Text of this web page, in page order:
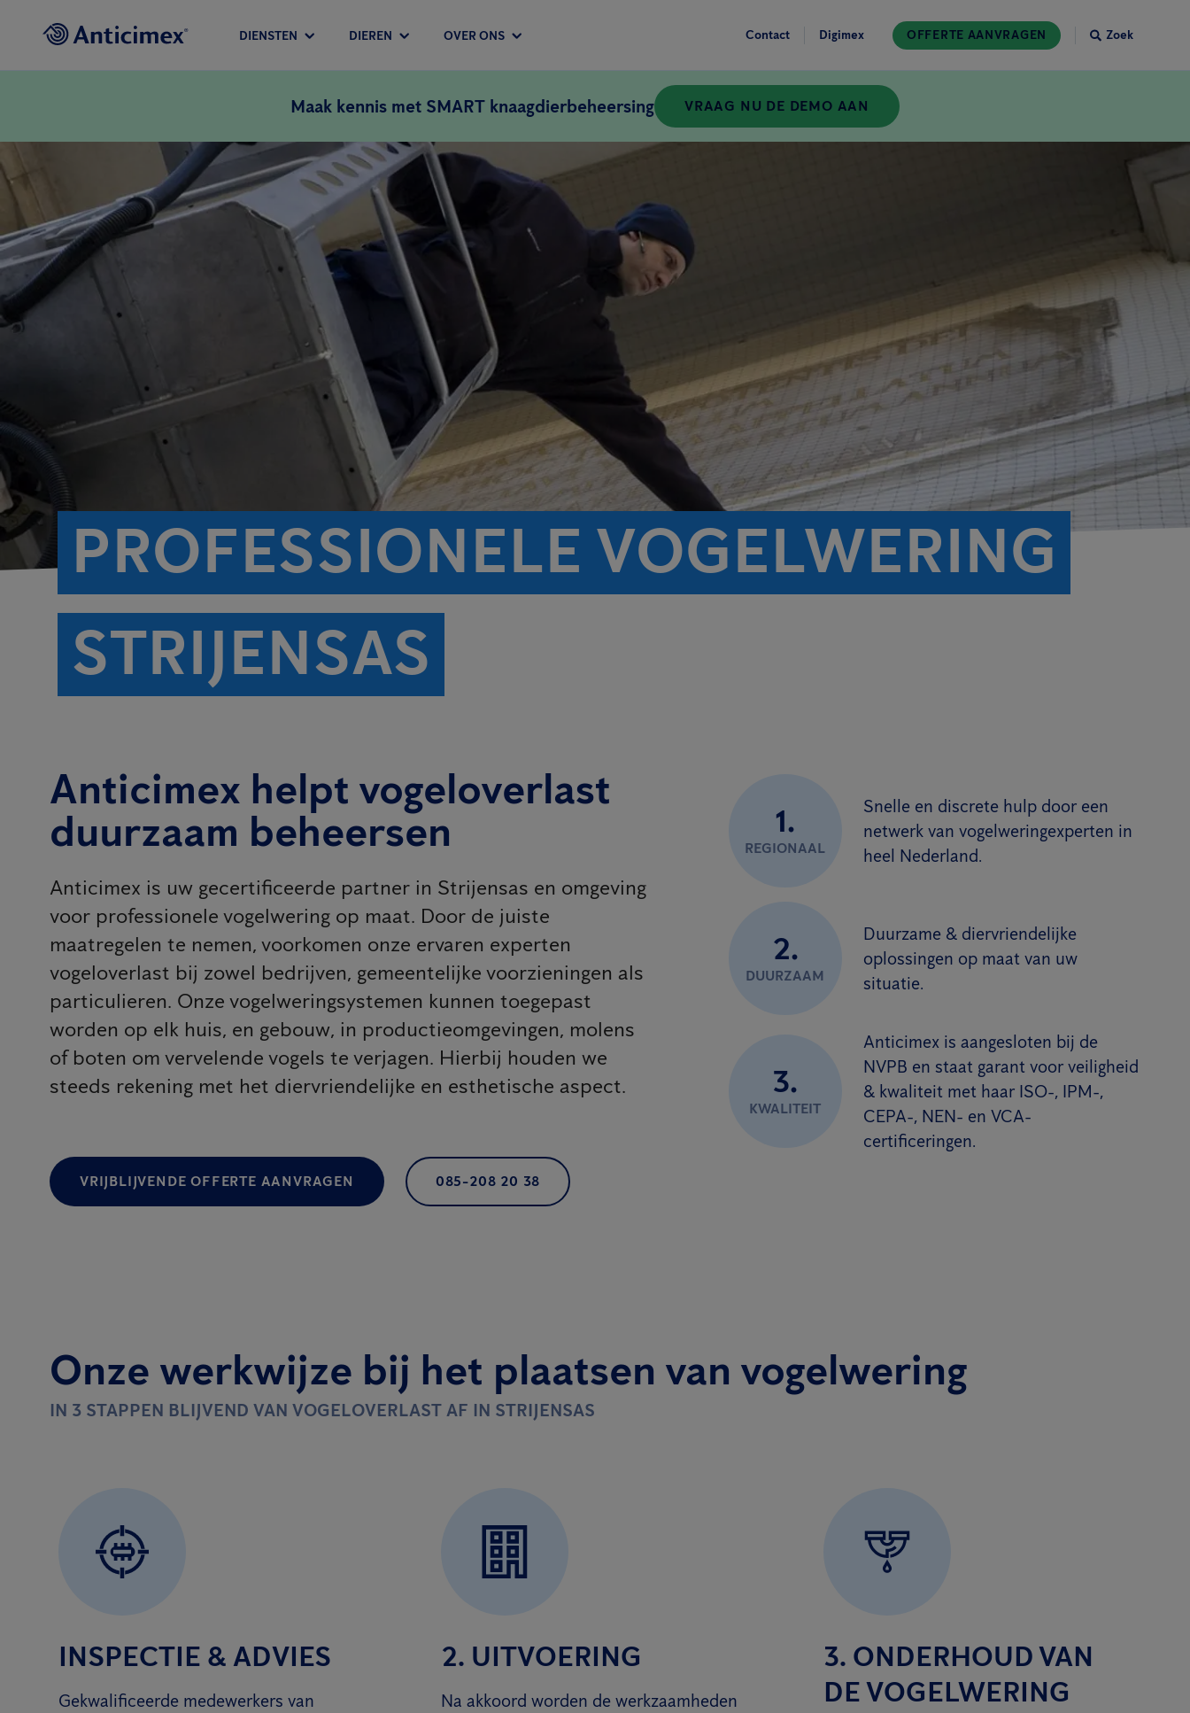
DIENSTEN DIEREN OVER ONS Contact Digimex OFFERTE AANVRAGEN Zoek
Maak kennis met SMART knaagdierbeheersing VRAAG NU DE DEMO AAN
PROFESSIONELE VOGELWERING
STRIJENSAS
Anticimex helpt vogeloverlast
duurzaam beheersen
Anticimex is uw gecertificeerde partner in Strijensas en omgeving
voor professionele vogelwering op maat. Door de juiste
maatregelen te nemen, voorkomen onze ervaren experten
vogeloverlast bij zowel bedrijven, gemeentelijke voorzieningen als
particulieren. Onze vogelweringsystemen kunnen toegepast
worden op elk huis, en gebouw, in productieomgevingen, molens
of boten om vervelende vogels te verjagen. Hierbij houden we
steeds rekening met het diervriendelijke en esthetische aspect.
VRIJBLIJVENDE OFFERTE AANVRAGEN 085-208 20 38
1.
REGIONAAL
Snelle en discrete hulp door een
netwerk van vogelweringexperten in
heel Nederland.
2.
DUURZAAM
Duurzame & diervriendelijke
oplossingen op maat van uw
situatie.
3.
KWALITEIT
Anticimex is aangesloten bij de
NVPB en staat garant voor veiligheid
& kwaliteit met haar ISO-, IPM-,
CEPA-, NEN- en VCA-
certificeringen.
Onze werkwijze bij het plaatsen van vogelwering
IN 3 STAPPEN BLIJVEND VAN VOGELOVERLAST AF IN STRIJENSAS
INSPECTIE & ADVIES
Gekwalificeerde medewerkers van
2. UITVOERING
Na akkoord worden de werkzaamheden
3. ONDERHOUD VAN
DE VOGELWERING